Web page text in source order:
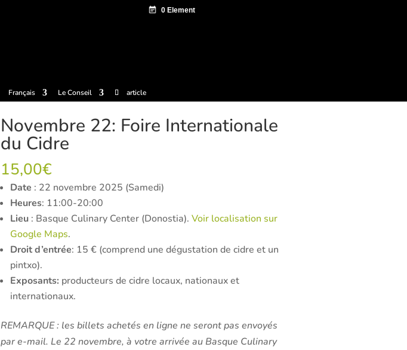
Français Le Conseil article
Novembre 22: Foire Internationale
du Cidre
15,00€
Date : 22 novembre 2025 (Samedi)
Heures: 11:00-20:00
Lieu : Basque Culinary Center (Donostia). Voir localisation sur
Google Maps.
Droit d’entrée: 15 € (comprend une dégustation de cidre et un
pintxo).
Exposants: producteurs de cidre locaux, nationaux et
internationaux.
REMARQUE : les billets achetés en ligne ne seront pas envoyés
par e-mail. Le 22 novembre, à votre arrivée au Basque Culinary